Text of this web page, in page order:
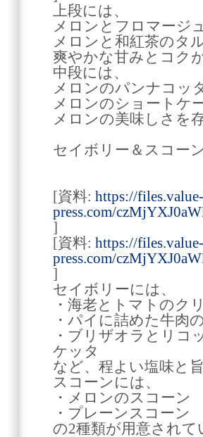
上段には、
メロンとフロマージ
メロンと和紅茶のタ
爽やかな甘みとコク
中段には、
メロンのパンナコッ
メロンのショートケ
メロンの美味しさを
セイボリー＆スコー
[資料: https://files.value-
press.com/
]
[資料: https://files.value-
press.com/
]
セイボリーには、
・海老とトマトのク
・パイに詰めた牛肉
・ブリザオラとリコ
ケッタ
など、程よい塩味と
スコーンには、
・メロンのスコーン
・プレーンスコーン
の2種類が用意されて